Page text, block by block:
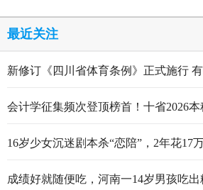
最近关注
新修订《四川省体育条例》正式施行
会计学征集频次登顶榜首！十省2026
16岁少女沉迷剧本杀“恋陪”，2年花17
成绩好就随便吃，河南一14岁男孩吃出